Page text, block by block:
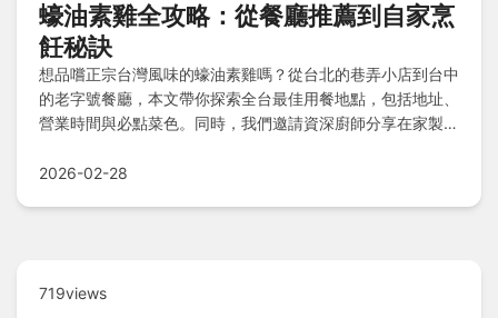
蠔油素雞全攻略：從餐廳推薦到自家烹
飪秘訣
想品嚐正宗台灣風味的蠔油素雞嗎？從台北的巷弄小店到台中
的老字號餐廳，本文帶你探索全台最佳用餐地點，包括地址、
營業時間與必點菜色。同時，我們邀請資深廚師分享在家製作
加豐富。
2026-02-28
719views